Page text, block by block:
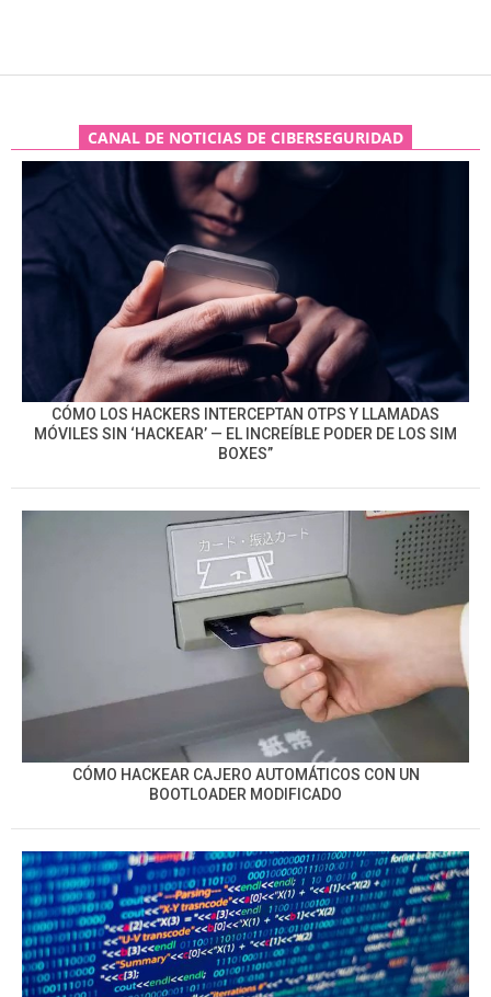
CANAL DE NOTICIAS DE CIBERSEGURIDAD
CÓMO LOS HACKERS INTERCEPTAN OTPS Y LLAMADAS
MÓVILES SIN ‘HACKEAR’ — EL INCREÍBLE PODER DE LOS SIM
BOXES”
CÓMO HACKEAR CAJERO AUTOMÁTICOS CON UN
BOOTLOADER MODIFICADO